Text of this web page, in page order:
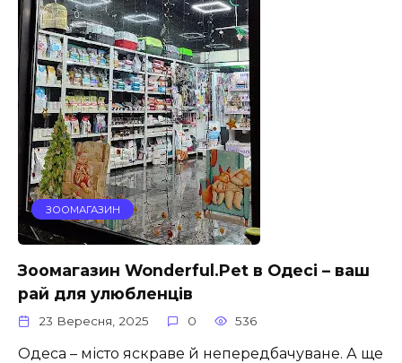
ЗООМАГАЗИН
Зоомагазин Wonderful.Pet в Одесі – ваш
рай для улюбленців
23 Вересня, 2025 0 536
Одеса – місто яскраве й непередбачуване. А ще